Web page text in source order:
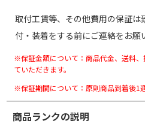
取付工賃等、その他費用の保証は
付・装着をする前にご連絡をお願
※保証金額について：商品代金、送料
ていただきます。
※保証期間について：原則商品到着後1
商品ランクの説明